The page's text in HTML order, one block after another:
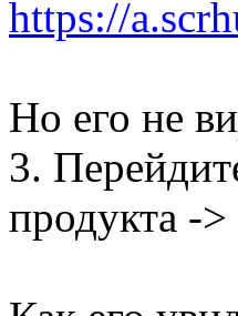
https://
Но его не
3.
продукта -